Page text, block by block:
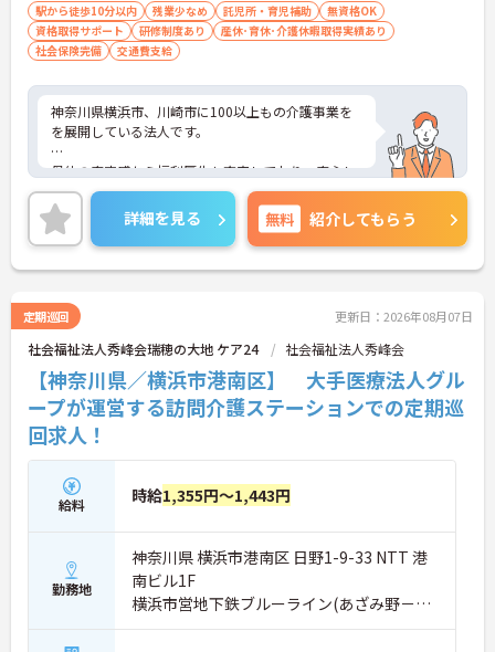
駅から徒歩10分以内 残業少なめ 託児所・育児補助
無資格OK
資格取得サポート
研修制度あり
産休･育休･介護休暇取得実績あり
社会保険完備
交通費支給
神奈川県横浜市、川崎市に100以上もの介護事業を
を展開している法人です。
母体の安定感から福利厚生も充実しており、安心し
て長く働いて頂けます。自分のライフスタイルに合
わせて働いていただけます。
ご興味のある方はお気軽にお問い合わせ下さいま
せ。
詳細を見る 無料 紹介してもらう
定期巡回 更新日：2026年08月07日
社会福祉法人秀峰会瑞穂の大地 ケア24 社会福祉法人秀峰会
【神奈川県／横浜市港南区】 大手医療法人グル
ープが運営する訪問介護ステーションでの定期巡
回求人！
給料 時給1,355円～1,443円
勤務地
神奈川県 横浜市港南区 日野1-9-33 NTT 港
南ビル1F
横浜市営地下鉄ブルーライン(あざみ野－湘
南台)「港南中央駅」徒歩11分